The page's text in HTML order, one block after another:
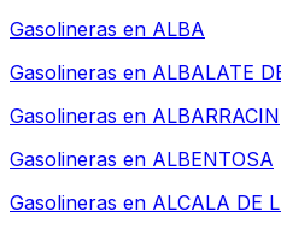
Gasolineras en ALBA
Gasolineras en ALBALATE
Gasolineras en ALBARRACIN
Gasolineras en ALBENTOSA
Gasolineras en ALCALA DE